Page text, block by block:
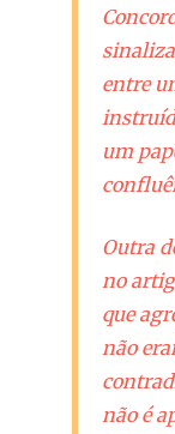
entre
um
Outra
no
que
não
não é